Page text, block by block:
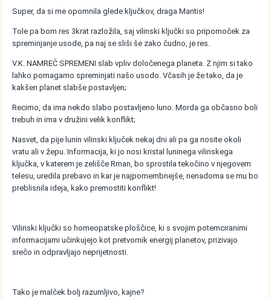
Super, da si me opomnila glede ključkov, draga Mantis!
Tole pa bom res 3krat razložila, saj vilinski ključki so pripomoček za
spreminjanje usode, pa naj se sliši še zako čudno, je res.
V.K. NAMREČ SPREMENI slab vpliv določenega planeta. Z njim si tako
lahko pomagamo spreminjati našo usodo. Včasih je že tako, da je
kakšen planet slabše postavljen;
Recimo, da ima nekdo slabo postavljeno luno. Morda ga občasno boli
trebuh in ima v družini velik konflikt;
Nasvet, da pije lunin vilinski ključek nekaj dni ali pa ga nosite okoli
vratu ali v žepu. Informacija, ki jo nosi kristal luninega vilinskega
ključka, v katerem je zelišče Rman, bo sprostila tekočino v njegovem
telesu, uredila prebavo in kar je najpomembnejše, nenadoma se mu bo
preblisnila ideja, kako premostiti konflikt!
Vilinski ključki so homeopatske ploščice, ki s svojim potemciranimi
informacijami učinkujejo kot pretvornik energij planetov, prizivajo
srečo in odpravljajo neprijetnosti.
Tako je malček bolj razumljivo, kajne?